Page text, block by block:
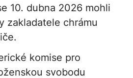
10. dubna 2026 mohli
zakladatele chrámu
komise pro
svobodu